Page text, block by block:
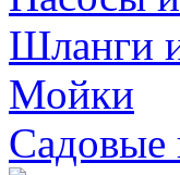
Шланги
Мойки
Садовые